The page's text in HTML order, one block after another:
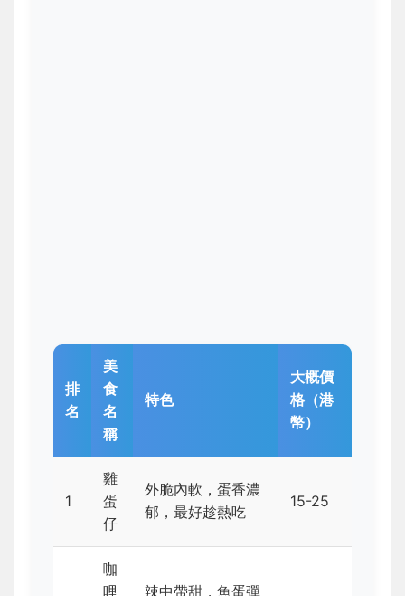
排
名
美
食
名
稱
特色
大概價
格（港
幣）
1
雞
蛋
仔
外脆內軟，蛋香濃
郁，最好趁熱吃
15-25
咖
哩
辣中帶甜，魚蛋彈